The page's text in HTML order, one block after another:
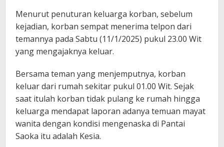
Menurut penuturan keluarga korban, sebelum
kejadian, korban sempat menerima telpon dari
temannya pada Sabtu (11/1/2025) pukul 23.00 Wit
yang mengajaknya keluar.
Bersama teman yang menjemputnya, korban
keluar dari rumah sekitar pukul 01.00 Wit. Sejak
saat itulah korban tidak pulang ke rumah hingga
keluarga mendapat laporan adanya temuan mayat
wanita dengan kondisi mengenaska di Pantai
Saoka itu adalah Kesia.